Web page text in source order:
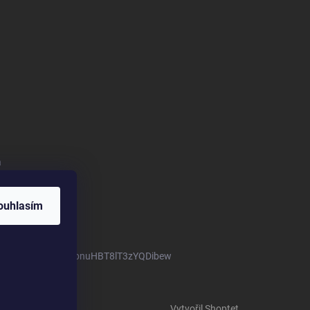
UCTIUvbnuHBT8lT3zYQDibew